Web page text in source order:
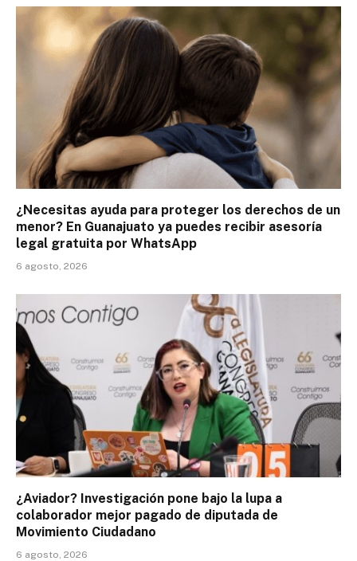
¿Necesitas ayuda para proteger los derechos de un
menor? En Guanajuato ya puedes recibir asesoría
legal gratuita por WhatsApp
6 agosto, 2026
¿Aviador? Investigación pone bajo la lupa a
colaborador mejor pagado de diputada de
Movimiento Ciudadano
6 agosto, 2026